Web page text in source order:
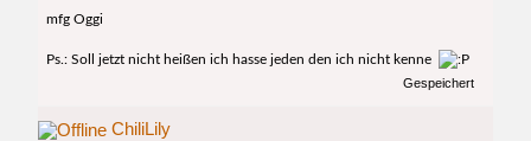
mfg Oggi
Ps.: Soll jetzt nicht heißen ich hasse jeden den ich nicht kenne
Gespeichert
ChiliLily